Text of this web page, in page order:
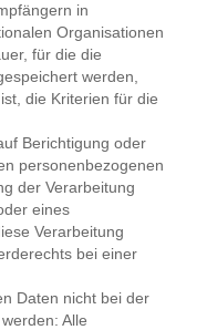
in
Organisationen
für die die
werden,
die Kriterien für die
Berichtigung oder
personenbezogenen
der Verarbeitung
eines
Verarbeitung
bei einer
Daten nicht bei der
Alle